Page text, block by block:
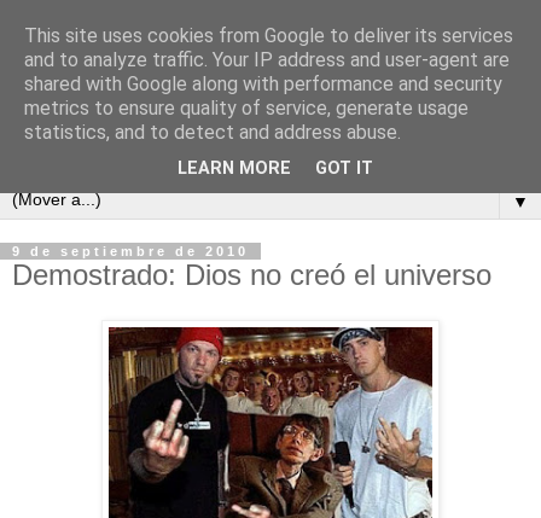
▼
9 de septiembre de 2010
Demostrado: Dios no creó el universo
This site uses cookies from Google to deliver its services
and to analyze traffic. Your IP address and user-agent are
shared with Google along with performance and security
metrics to ensure quality of service, generate usage
statistics, and to detect and address abuse.
LEARN MORE GOT IT